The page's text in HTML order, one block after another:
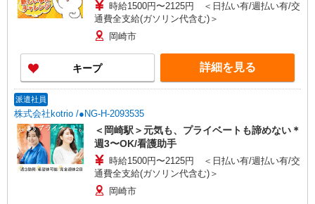
時給1500円〜2125円 ＜日払い有/週払い有/交
通費全支給(ガソリン代含む)＞
岡崎市
キープ 詳細を見る
派遣社員
株式会社kotrio /●NG-H-2093535
＜岡崎駅＞元気も、プライベートも諦めない＊
週3〜OK/看護助手
時給1500円〜2125円 ＜日払い有/週払い有/交
通費全支給(ガソリン代含む)＞
岡崎市